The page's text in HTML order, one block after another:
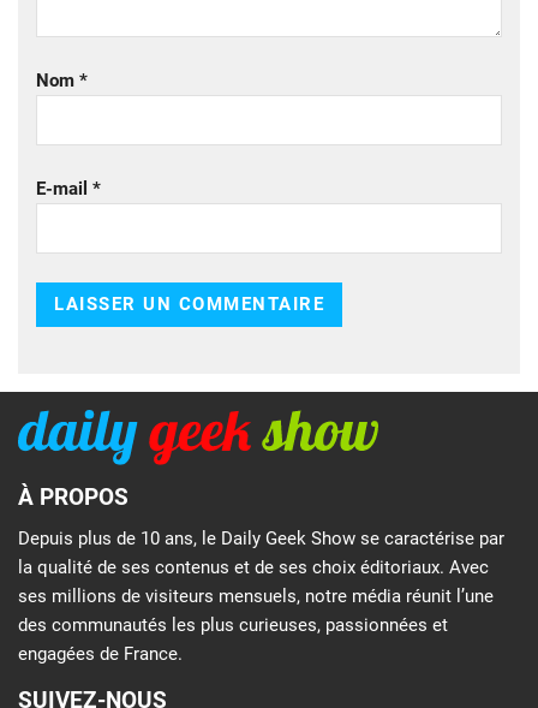
Nom *
E-mail *
À PROPOS
Depuis plus de 10 ans, le Daily Geek Show se caractérise par
la qualité de ses contenus et de ses choix éditoriaux. Avec
ses millions de visiteurs mensuels, notre média réunit l’une
des communautés les plus curieuses, passionnées et
engagées de France.
SUIVEZ-NOUS